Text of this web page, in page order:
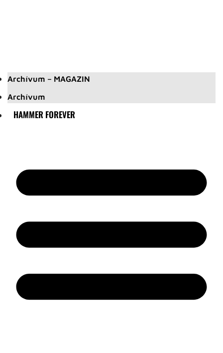
Archívum – MAGAZIN
Archívum
HAMMER FOREVER